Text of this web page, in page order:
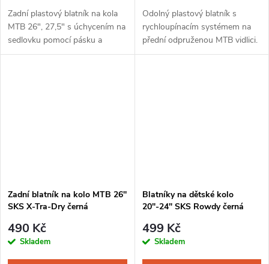
Zadní plastový blatník na kola
MTB 26", 27,5" s úchycením na
sedlovku pomocí pásku a
pákového mechanizmu. Díky
Odolný plastový blatník s
rychloupínacím systémem na
přední odpruženou MTB vidlici.
Rozšířená gumová zadní část je
Zadní blatník na kolo MTB 26''
SKS X-Tra-Dry černá
490 Kč
Skladem
Blatníky na dětské kolo
20"-24" SKS Rowdy černá
499 Kč
Skladem